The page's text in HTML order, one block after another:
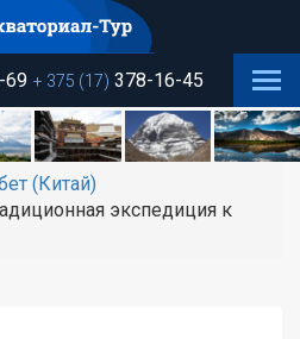
69 + 375 (17) 378-16-45
(Китай)
экспедиция к